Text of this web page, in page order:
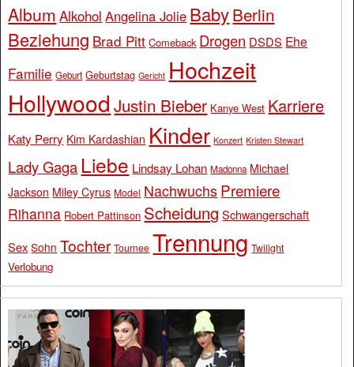
Album Alkohol Angelina Jolie BabyBerlin
Beziehung Brad Pitt Comeback Drogen DSDS Ehe
Familie Geburt Geburtstag Gericht Hochzeit
Hollywood Justin Bieber Kanye West Karriere
Katy Perry Kim Kardashian Kinder Konzert Kristen Stewart
Lady Gaga Liebe Lindsay Lohan Madonna Michael
Jackson Miley Cyrus Model Nachwuchs Premiere
Rihanna Robert Pattinson Scheidung Schwangerschaft
Sex Sohn Tochter Tournee Trennung Twilight
Verlobung